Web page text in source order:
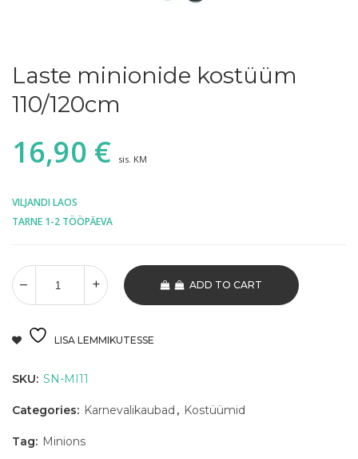
Laste minionide kostüüm
110/120cm
16,90 € sis. KM
VILJANDI LAOS
TARNE 1-2 TÖÖPÄEVA
ADD TO CART
LISA LEMMIKUTESSE
SKU: SN-MI11
Categories: Karnevalikaubad , Kostüümid
Tag: Minions